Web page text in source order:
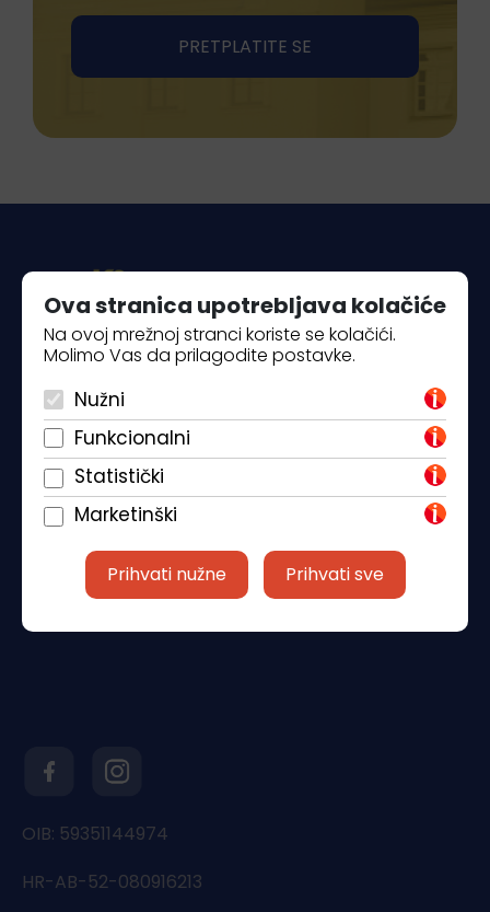
Ova stranica upotrebljava kolačiće
Na ovoj mrežnoj stranci koriste se kolačići.
Molimo Vas da prilagodite postavke.
Nužni
Funkcionalni
Statistički
Marketinški
Prihvati nužne Prihvati sve
Piantade 41, 52440 Poreč
+385 98 184 4015
info@klickandbook.com
OIB: 59351144974
HR-AB-52-080916213